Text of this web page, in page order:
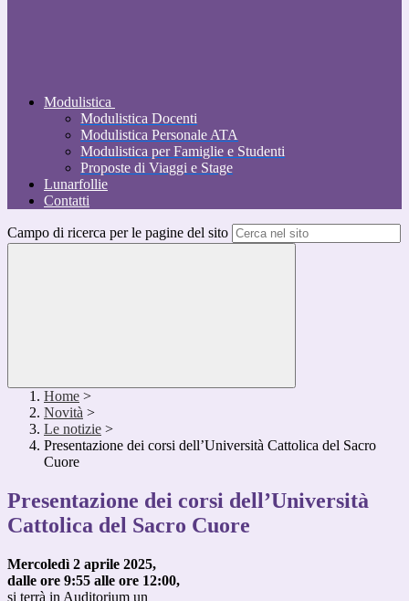
Modulistica
Modulistica Docenti
Modulistica Personale ATA
Modulistica per Famiglie e Studenti
Proposte di Viaggi e Stage
Lunarfollie
Contatti
Campo di ricerca per le pagine del sito
Home >
Novità >
Le notizie >
Presentazione dei corsi dell’Università Cattolica del Sacro
Cuore
Presentazione dei corsi dell’Università
Cattolica del Sacro Cuore
Mercoledì 2 aprile 2025,
dalle ore 9:55 alle ore 12:00,
si terrà in Auditorium un